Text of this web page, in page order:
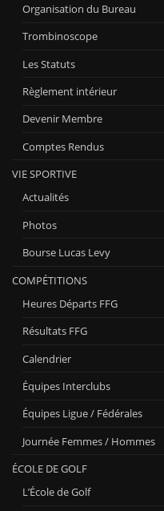
Organisation du Bureau
Trombinoscope
Les Statuts
Règlement intérieur
Devenir Membre
Comptes Rendus
VIE SPORTIVE
Actualités
Photos
Bourse Lucas Levy
COMPÉTITIONS
Heures Départs FFG
Résultats FFG
Calendrier
Équipes Interclubs
Équipes Ligue / Fédérales
Journée Femmes / Hommes
ÉCOLE DE GOLF
L’École de Golf